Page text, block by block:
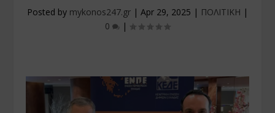
Posted by mykonos247.gr | Apr 29, 2025 | ΠΟΛΙΤΙΚΗ |
0
|